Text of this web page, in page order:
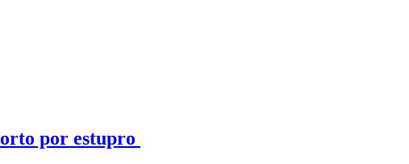
por estupro